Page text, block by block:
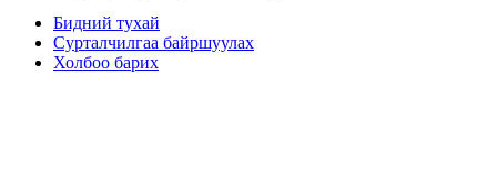
Бидний тухай
Сурталчилгаа байршуулах
Холбоо барих